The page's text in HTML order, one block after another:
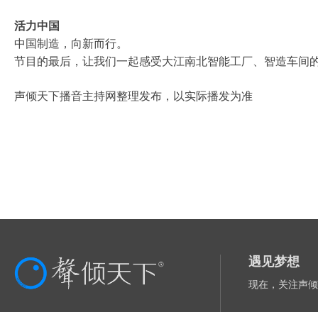
活力中国
中国制造，向新而行。
节目的最后，让我们一起感受大江南北智能工厂、智造车间
声倾天下播音主持网整理发布，以实际播发为准
遇见梦想
现在，关注声